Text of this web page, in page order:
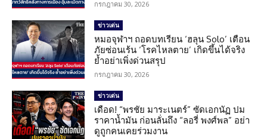
กรกฎาคม 30, 2026
ข่าวเด่น
หมอจุฬาฯ ถอดบทเรียน ‘ฮลุน Solo’ เตือน
ภัยซ่อนเร้น ‘โรคไหลตาย’ เกิดขึ้นได้จริง
ย้ำอย่าเพิ่งด่วนสรุป
กรกฎาคม 30, 2026
ข่าวเด่น
เดือด! “พรชัย มาระเนตร์” ซัดเอกนัฏ ปม
ราคาน้ำมัน ก่อนลั่นถึง “ลอรี่ พงศ์พล” อย่า
ดูถูกคนเคยร่วมงาน